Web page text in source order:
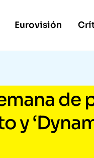
Eurovisión
de
y